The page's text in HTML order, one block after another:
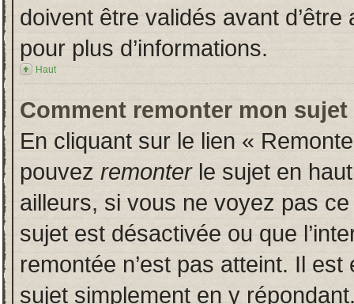
doivent être validés avant
pour plus d’informations.
Haut
Comment remonter mon sujet
En cliquant sur le lien «
pouvez remonterle sujet en
ailleurs, si vous ne voyez pas
sujet est désactivée ou que
remontée n’est pas atteint. Il
sujet simplement en y